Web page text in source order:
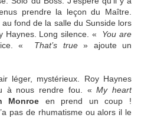
prendre la leçon du Maître.
au fond de la salle du Sunside lors
Haynes. Long silence. « You are
« That’s true» ajoute un
léger, mystérieux. Roy Haynes
à nous rendre fou. «My heart
Monroe en prend un coup !
pas de rhumatisme ou alors il le